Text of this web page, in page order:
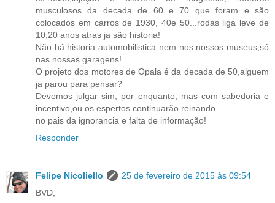
musculosos da decada de 60 e 70 que foram e são
colocados em carros de 1930, 40e 50...rodas liga leve de
10,20 anos atras ja são historia!
Não há historia automobilistica nem nos nossos museus,só
nas nossas garagens!
O projeto dos motores de Opala é da decada de 50,alguem
ja parou para pensar?
Devemos julgar sim, por enquanto, mas com sabedoria e
incentivo,ou os espertos continuarão reinando
no pais da ignorancia e falta de informação!
Responder
Felipe Nicoliello
25 de fevereiro de 2015 às 09:54
BVD,